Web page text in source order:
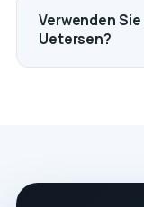
Verwenden
Uetersen?